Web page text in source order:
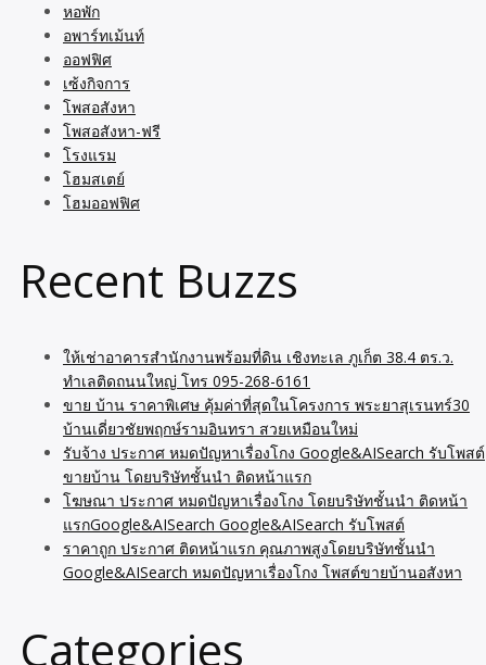
หอพัก
อพาร์ทเม้นท์
ออฟฟิศ
เซ้งกิจการ
โพสอสังหา
โพสอสังหา-ฟรี
โรงแรม
โฮมสเตย์
โฮมออฟฟิศ
Recent Buzzs
ให้เช่าอาคารสำนักงานพร้อมที่ดิน เชิงทะเล ภูเก็ต 38.4 ตร.ว.
ทำเลติดถนนใหญ่ โทร 095-268-6161
ขาย บ้าน ราคาพิเศษ คุ้มค่าที่สุดในโครงการ พระยาสุเรนทร์30
บ้านเดี่ยวชัยพฤกษ์รามอินทรา สวยเหมือนใหม่
รับจ้าง ประกาศ หมดปัญหาเรื่องโกง Google&AISearch รับโพสต์
ขายบ้าน โดยบริษัทชั้นนำ ติดหน้าแรก
โฆษณา ประกาศ หมดปัญหาเรื่องโกง โดยบริษัทชั้นนำ ติดหน้า
แรกGoogle&AISearch Google&AISearch รับโพสต์
ราคาถูก ประกาศ ติดหน้าแรก คุณภาพสูงโดยบริษัทชั้นนำ
Google&AISearch หมดปัญหาเรื่องโกง โพสต์ขายบ้านอสังหา
Categories